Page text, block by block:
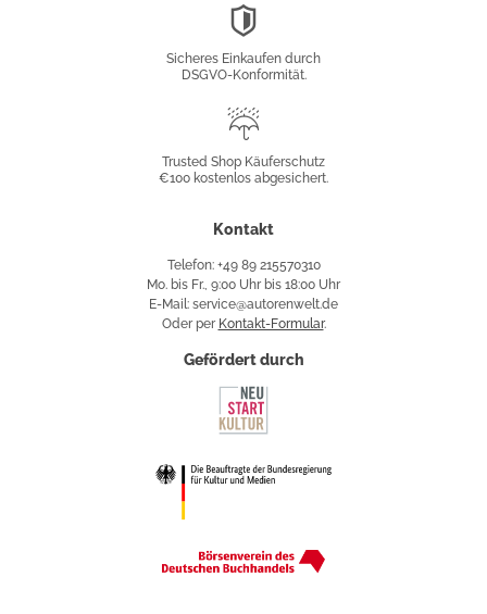
Sicheres Einkaufen durch
DSGVO-Konformität.
Käuferschutz
Trusted Shop Käuferschutz
€100 kostenlos abgesichert.
Kontakt
Telefon: +49 89 215570310
Mo. bis Fr., 9:00 Uhr bis 18:00 Uhr
E-Mail: service@autorenwelt.de
Oder per Kontakt-Formular.
Gefördert durch